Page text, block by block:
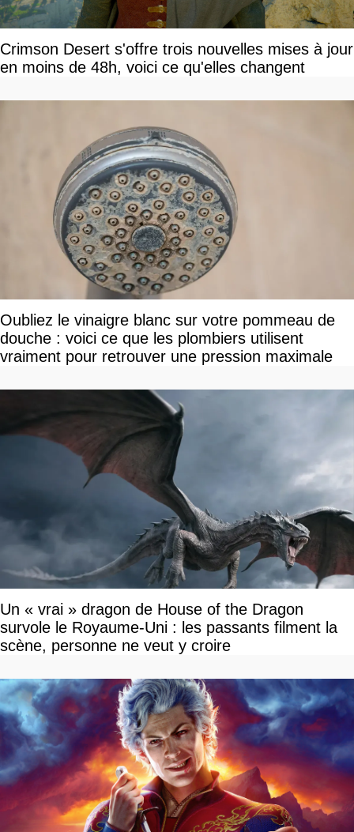
Crimson Desert s'offre trois nouvelles mises à jour
en moins de 48h, voici ce qu'elles changent
Oubliez le vinaigre blanc sur votre pommeau de
douche : voici ce que les plombiers utilisent
vraiment pour retrouver une pression maximale
Un « vrai » dragon de House of the Dragon
survole le Royaume-Uni : les passants filment la
scène, personne ne veut y croire